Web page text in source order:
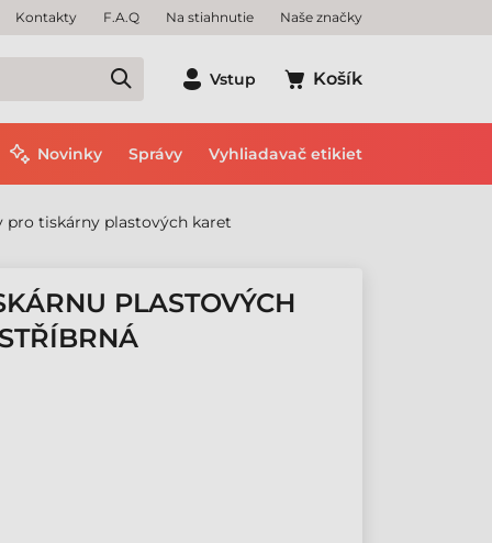
Kontakty F.A.Q Na stiahnutie Naše značky
Vstup Košík
Novinky Správy Vyhliadavač etikiet
pro tiskárny plastových karet
PLASTOVÝCH